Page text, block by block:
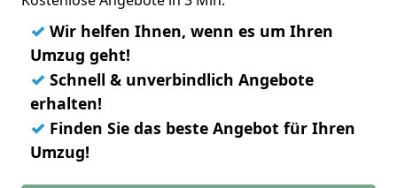
✓ Wir helfen Ihnen, wenn es um Ihren
Umzug geht!
✓ Schnell & unverbindlich Angebote
erhalten!
✓ Finden Sie das beste Angebot für Ihren
Umzug!